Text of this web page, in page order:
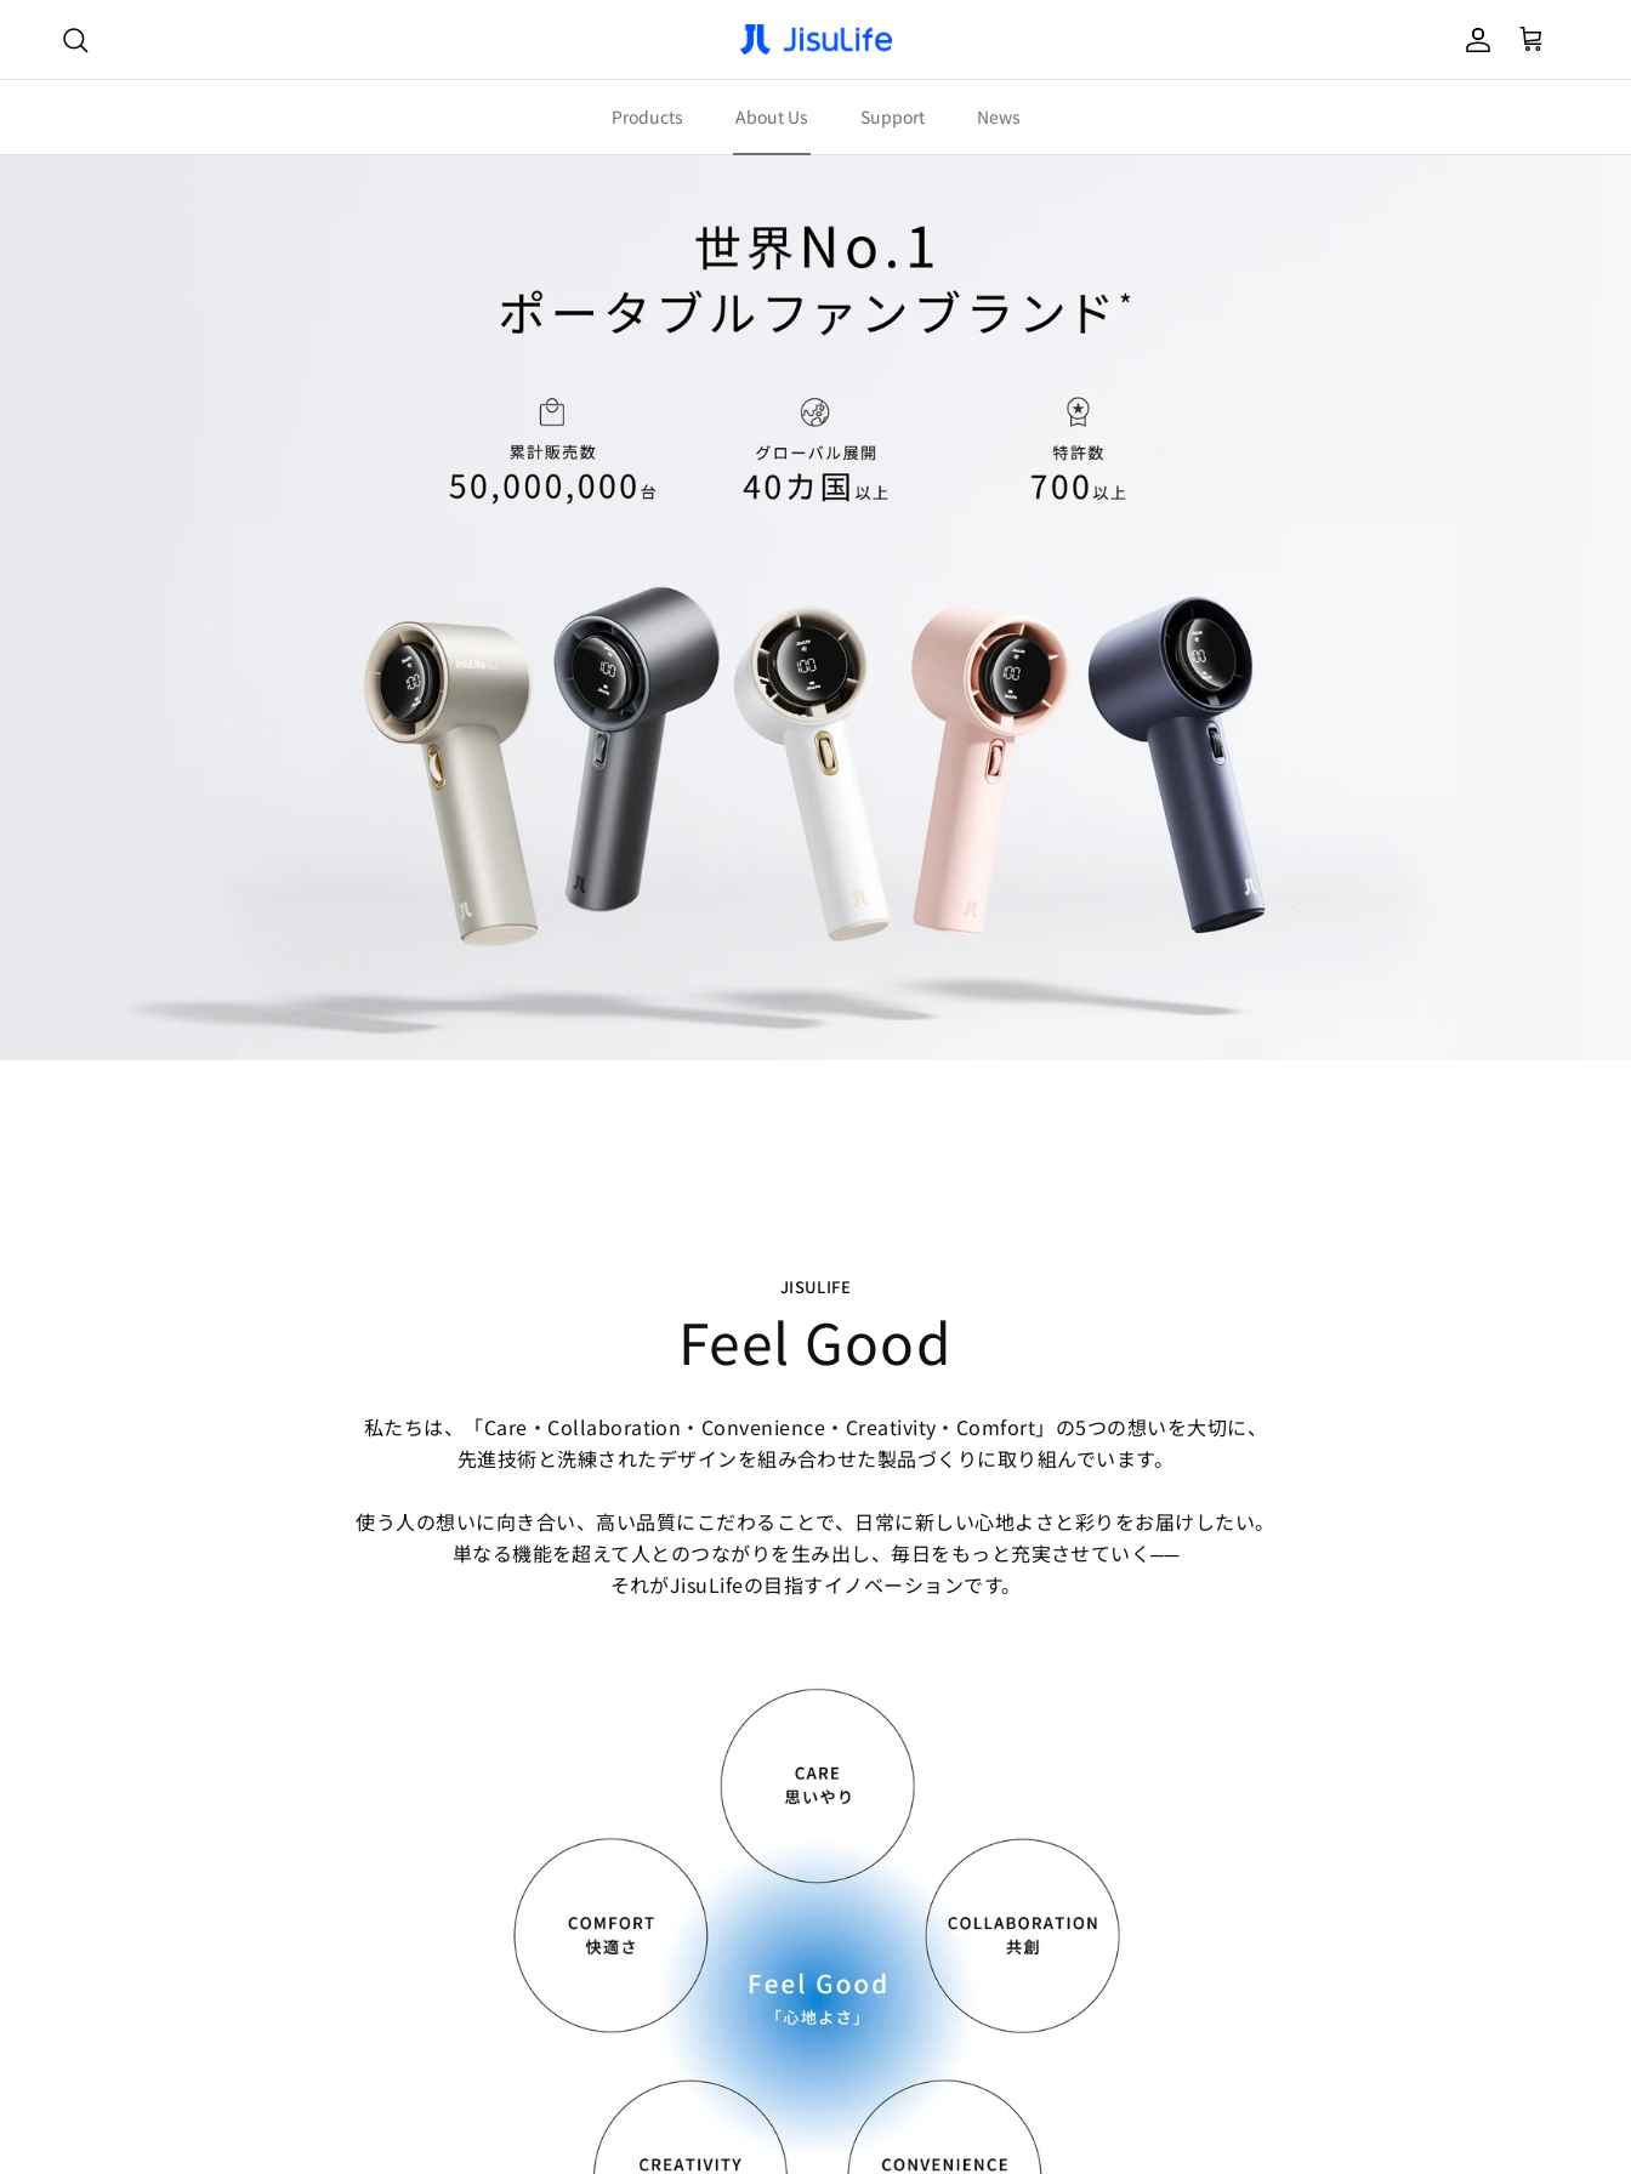
アカウント
カート
Products About Us Support News
JISULIFE
Feel Good
私たちは、「Care・Collaboration・Convenience・Creativity・Comfort」の5つの想いを大切に、
先進技術と洗練されたデザインを組み合わせた製品づくりに取り組んでいます。
使う人の想いに向き合い、高い品質にこだわることで、日常に新しい心地よさと彩りをお届けしたい。
単なる機能を超えて人とのつながりを生み出し、毎日をもっと充実させていく──
それがJisuLifeの目指すイノベーションです。